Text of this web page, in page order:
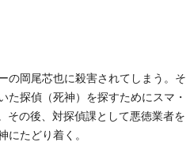
の岡尾芯也に殺害されてしまう。そ
た探偵（死神）を探すためにスマ・
その後、対探偵課として悪徳業者を
にたどり着く。